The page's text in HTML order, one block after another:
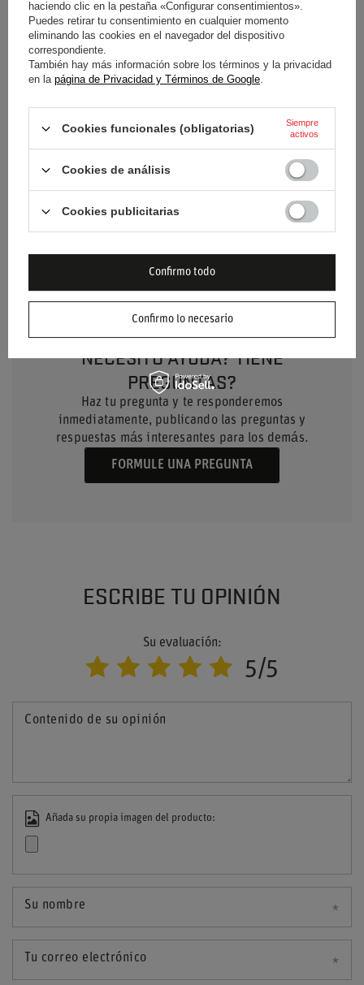
Categoría Gorras de beisbol
Color Negro
Marca
Mercedes AMG Petronas F1
Team
Género Unisex
Material Algodón
NECESITO AYUDA? TIENE
PREGUNTAS?
Haz tu pregunta y te responderemos
inmediatamente, publicando las preguntas y
respuestas más interesantes para los demás.
FORMULE UNA PREGUNTA
ESCRIBE TU OPINIÓN
Su evaluación:
5/5
Contenido de su opinión
Añada su propia imagen del producto:
Su nombre
Tu correo electrónico
haciendo clic en la pestaña «Configurar consentimientos».
Puedes retirar tu consentimiento en cualquier momento
eliminando las cookies en el navegador del dispositivo
correspondiente.
También hay más información sobre los términos y la privacidad
en la página de Privacidad y Términos de Google.
Cookies funcionales (obligatorias)
Siempre
activos
Cookies de análisis
Cookies publicitarias
Confirmo lo necesario
Confirmo todo